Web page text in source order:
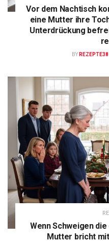
Vor dem Nachtisch
eine Mutter ihre
Unterdrückung
BY REZEPTE38
Wenn Schweigen
Mutter bricht